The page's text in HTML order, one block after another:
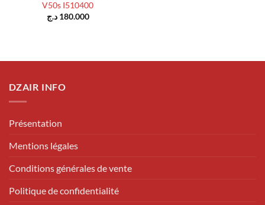
V50s I510400
180.000 د.ج
DZAIR INFO
Présentation
Mentions légales
Conditions générales de vente
Politique de confidentialité